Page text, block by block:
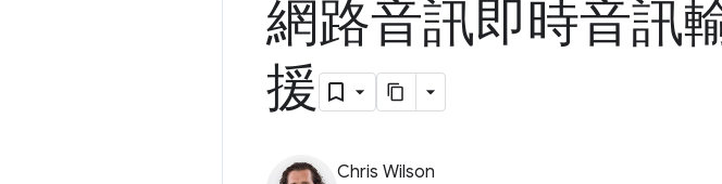
網路音訊即時音訊
援
Chris Wilson